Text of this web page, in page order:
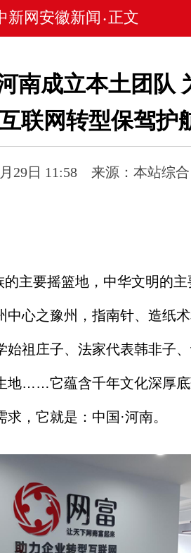
新网安徽新闻 • 正文
南成立本土团队
联网转型保驾护
月29日 11:58 来源：本站综合
的主要摇篮地，中华文明的主
中心之豫州，指南针、造纸
始祖庄子、法家代表韩非子
地……它蕴含千年文化深厚
求，它就是： 中国 ·河南。